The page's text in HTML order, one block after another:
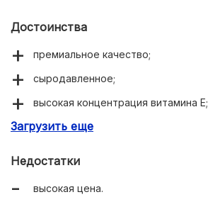
Достоинства
премиальное качество;
сыродавленное;
высокая концентрация витамина Е;
стеклянная упаковка;
Загрузить еще
Недостатки
высокая цена.